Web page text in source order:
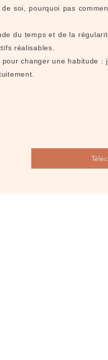
soi, pourquoi pas
du temps et de la
réalisables.
changer une habitude :